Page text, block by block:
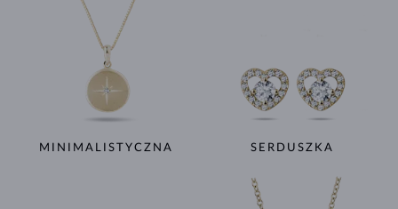
MINIMALISTYCZNA SERDUSZKA